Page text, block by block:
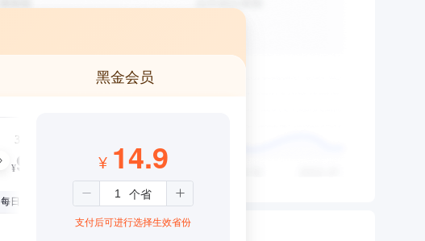
黑金会员
3个月
¥99
每日仅1.08元
¥ 14.9
支付后可进行选择生效省份